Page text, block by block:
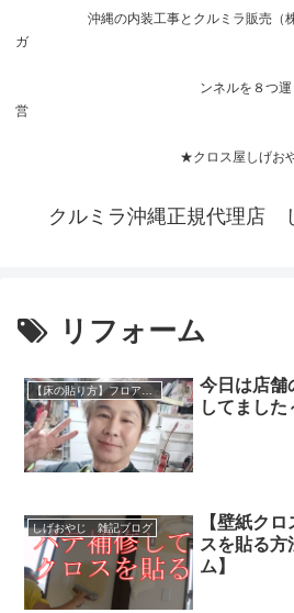
沖縄の内装工事とクルミラ販売（
ンネルを８つ運
★クロス屋しげおやじ★の
クルミラ沖縄正規代理店
リフォーム
今日は店舗
してました
しげおやじ 雑記ブログ
【壁紙ク
スを貼る方
ム】